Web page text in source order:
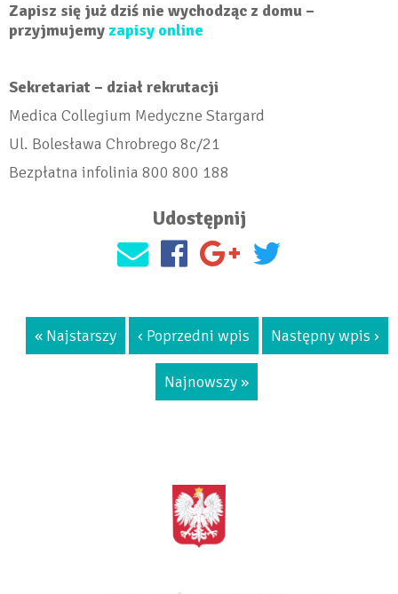
Zapisz się już dziś nie wychodząc z domu –
przyjmujemy zapisy online
Sekretariat – dział rekrutacji
Medica Collegium Medyczne Stargard
Ul. Bolesława Chrobrego 8c/21
Bezpłatna infolinia 800 800 188
Udostępnij
« Najstarszy ‹ Poprzedni wpis Następny wpis ›
Najnowszy »